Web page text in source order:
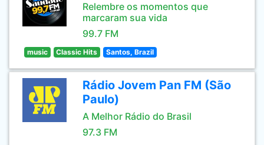
Relembre os momentos que
marcaram sua vida
99.7 FM
music Classic Hits Santos, Brazil
Rádio Jovem Pan FM (São
Paulo)
A Melhor Rádio do Brasil
97.3 FM